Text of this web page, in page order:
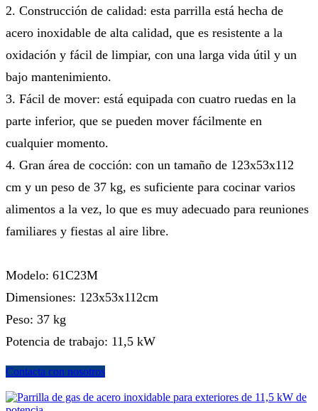
2. Construcción de calidad: esta parrilla está hecha de
acero inoxidable de alta calidad, que es resistente a la
oxidación y fácil de limpiar, con una larga vida útil y un
bajo mantenimiento.
3. Fácil de mover: está equipada con cuatro ruedas en la
parte inferior, que se pueden mover fácilmente en
cualquier momento.
4. Gran área de cocción: con un tamaño de 123x53x112
cm y un peso de 37 kg, es suficiente para cocinar varios
alimentos a la vez, lo que es muy adecuado para reuniones
familiares y fiestas al aire libre.
Modelo: 61C23M
Dimensiones: 123x53x112cm
Peso: 37 kg
Potencia de trabajo: 11,5 kW
Contacta con nosotros